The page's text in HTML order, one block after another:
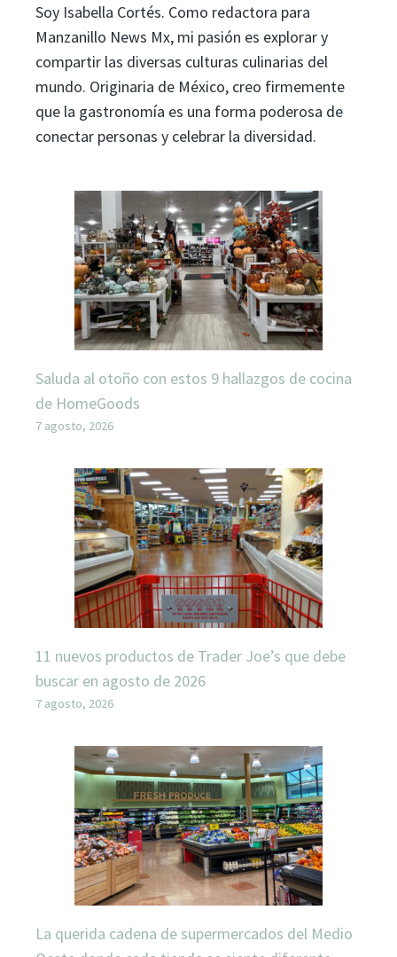
Soy Isabella Cortés. Como redactora para
Manzanillo News Mx, mi pasión es explorar y
compartir las diversas culturas culinarias del
mundo. Originaria de México, creo firmemente
que la gastronomía es una forma poderosa de
conectar personas y celebrar la diversidad.
Saluda al otoño con estos 9 hallazgos de cocina
de HomeGoods
7 agosto, 2026
11 nuevos productos de Trader Joe’s que debe
buscar en agosto de 2026
7 agosto, 2026
La querida cadena de supermercados del Medio